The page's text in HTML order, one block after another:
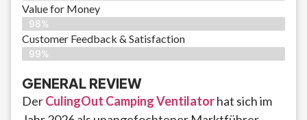
Value for Money
98%
Customer Feedback & Satisfaction​
99%
GENERAL REVIEW
DerCulingOut Camping Ventilatorhat sich im